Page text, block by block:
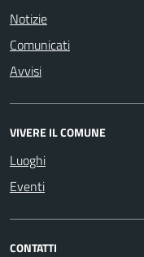
Notizie
Comunicati
Avvisi
VIVERE IL COMUNE
Luoghi
Eventi
CONTATTI